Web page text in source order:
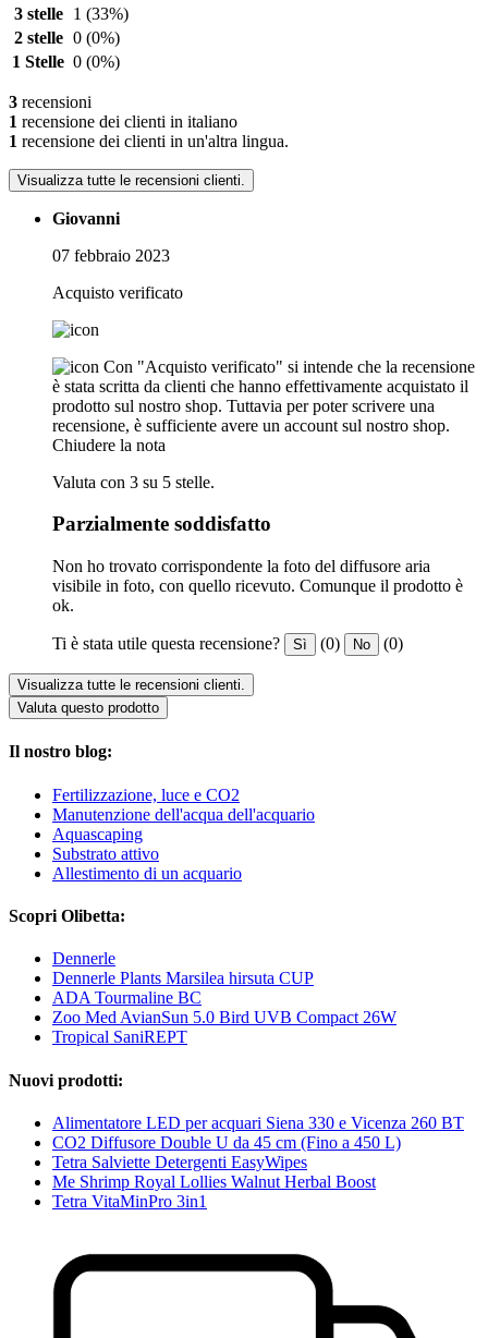
3 stelle 1 (33%)
2 stelle 0 (0%)
1 Stelle 0 (0%)
3 recensioni
1 recensione dei clienti in italiano
1 recensione dei clienti in un'altra lingua.
Visualizza tutte le recensioni clienti.
Giovanni
07 febbraio 2023
Acquisto verificato
Con "Acquisto verificato" si intende che la recensione
è stata scritta da clienti che hanno effettivamente acquistato il
prodotto sul nostro shop. Tuttavia per poter scrivere una
recensione, è sufficiente avere un account sul nostro shop.
Chiudere la nota
Valuta con 3 su 5 stelle.
Parzialmente soddisfatto
Non ho trovato corrispondente la foto del diffusore aria
visibile in foto, con quello ricevuto. Comunque il prodotto è
ok.
Ti è stata utile questa recensione? Sì (0) No (0)
Visualizza tutte le recensioni clienti.
Valuta questo prodotto
Il nostro blog:
Fertilizzazione, luce e CO2
Manutenzione dell'acqua dell'acquario
Aquascaping
Substrato attivo
Allestimento di un acquario
Scopri Olibetta:
Dennerle
Dennerle Plants Marsilea hirsuta CUP
ADA Tourmaline BC
Zoo Med AvianSun 5.0 Bird UVB Compact 26W
Tropical SaniREPT
Nuovi prodotti:
Alimentatore LED per acquari Siena 330 e Vicenza 260 BT
CO2 Diffusore Double U da 45 cm (Fino a 450 L)
Tetra Salviette Detergenti EasyWipes
Me Shrimp Royal Lollies Walnut Herbal Boost
Tetra VitaMinPro 3in1